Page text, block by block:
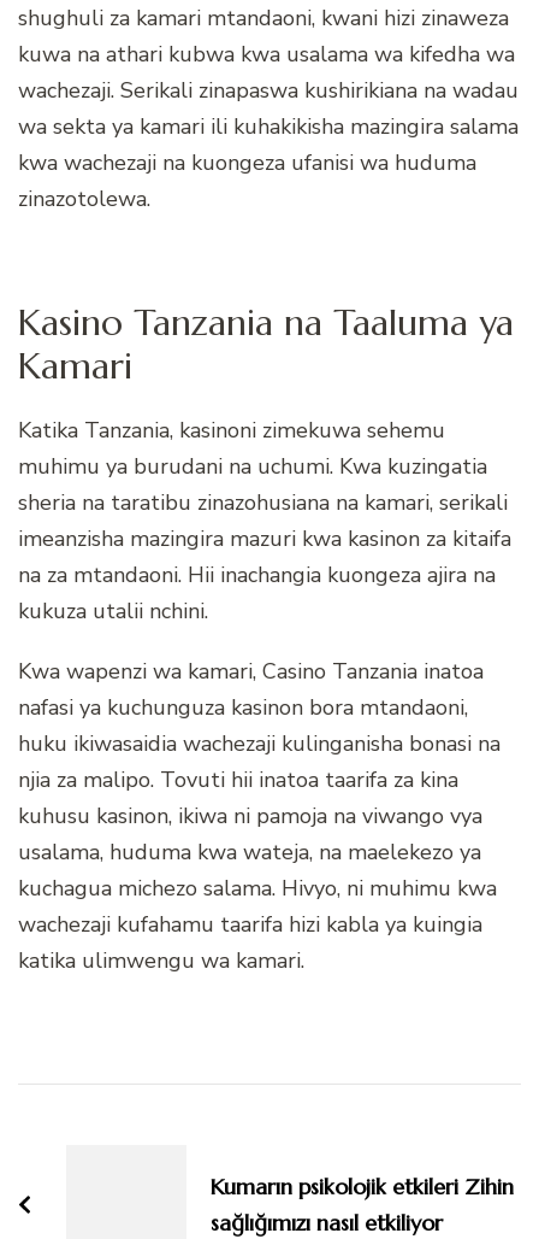
shughuli za kamari mtandaoni, kwani hizi zinaweza
kuwa na athari kubwa kwa usalama wa kifedha wa
wachezaji. Serikali zinapaswa kushirikiana na wadau
wa sekta ya kamari ili kuhakikisha mazingira salama
kwa wachezaji na kuongeza ufanisi wa huduma
zinazotolewa.
Kasino Tanzania na Taaluma ya
Kamari
Katika Tanzania, kasinoni zimekuwa sehemu
muhimu ya burudani na uchumi. Kwa kuzingatia
sheria na taratibu zinazohusiana na kamari, serikali
imeanzisha mazingira mazuri kwa kasinon za kitaifa
na za mtandaoni. Hii inachangia kuongeza ajira na
kukuza utalii nchini.
Kwa wapenzi wa kamari, Casino Tanzania inatoa
nafasi ya kuchunguza kasinon bora mtandaoni,
huku ikiwasaidia wachezaji kulinganisha bonasi na
njia za malipo. Tovuti hii inatoa taarifa za kina
kuhusu kasinon, ikiwa ni pamoja na viwango vya
usalama, huduma kwa wateja, na maelekezo ya
kuchagua michezo salama. Hivyo, ni muhimu kwa
wachezaji kufahamu taarifa hizi kabla ya kuingia
katika ulimwengu wa kamari.
Kumarın psikolojik etkileri Zihin
sağlığımızı nasıl etkiliyor